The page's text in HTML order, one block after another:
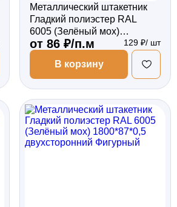
Металлический штакетник
Гладкий полиэстер RAL
6005 (Зелёный мох)
1500*87*0,5 двухсторонний
Фигурный
от 86 ₽/п.м 129 ₽/ шт
В корзину